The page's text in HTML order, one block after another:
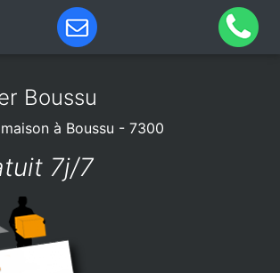
Boussu
à Boussu - 7300
7j/7